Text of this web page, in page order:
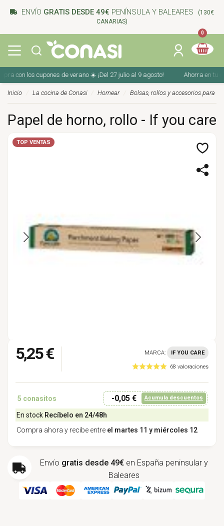
ENVÍO GRATIS DESDE 49€ PENÍNSULA Y BALEARES
(130€
CANARIAS)
0
con los cupones de verano ☀️ ¡Del 27 julio al 9 agosto! Ahorra en tu
Inicio La cocina de Conasi Hornear Bolsas, rollos y accesorios para
Papel de horno, rollo - If you care
TOP VENTAS
5,25 € MARCA: IF YOU CARE
68 valoraciones
5 conasitos -0,05 € Acumula descuentos
En stock Recíbelo en 24/48h
Compra ahora y recibe entre el martes 11 y miércoles 12
Envío gratis desde 49€ en España peninsular y
Baleares